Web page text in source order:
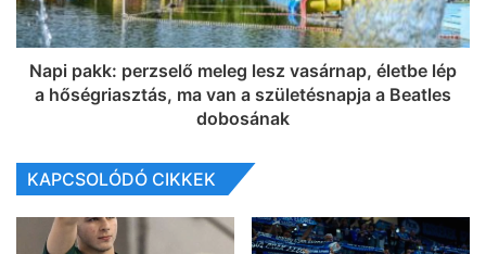
Napi pakk: perzselő meleg lesz vasárnap, életbe lép
a hőségriasztás, ma van a születésnapja a Beatles
dobosának
KAPCSOLÓDÓ CIKKEK